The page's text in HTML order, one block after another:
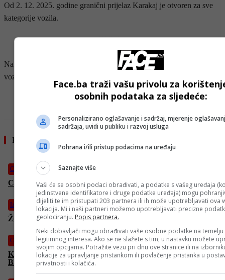
Od 2. 12. 2025. godine granični prijelaz Karakaj je otvoren za sve
kategorije vozila.
- OGLAS -
Na graničnom prijelazu Šepak zabranjen je saobraćaj za sva teretna
vozila.
- OGLAS -
Pročitajte još
CD
CENTRALNI DNEVNIK – 4. 4. 2026.
Izdvojeno
Željezničar – Sarajevo 1:0: Vode Plavi u derbiju golom Pejića
CD
Krešimir Mišak OTKRIVA: “Treći SVJETSKI RAT počinje na
Bliskom istoku! OKULTNA SEKTA vlada svijetom!”
Face.ba traži vašu privolu za
osobnih podataka za sljedeće:
Personalizirano oglašavanje i sadržaj, mjerenje
sadržaja, uvidi u publiku i razvoj usluga
Pohrana i/ili pristup podacima na uređaju
Saznajte više
Vaši će se osobni podaci obrađivati, a podatke s vašeg uređaja
jedinstvene identifikatore i druge podatke uređaja) mogu
dijeliti te im pristupati 203 partnera ili ih može upotrebljavati ova
lokacija. Mi i naši partneri možemo upotrebljavati precizne
geolociranju. Popis partnera.
Neki dobavljači mogu obrađivati vaše osobne podatke na temelju
legitimnog interesa. Ako se ne slažete s tim, u nastavku možete
svojim opcijama. Potražite vezu pri dnu ove stranice ili na
lokacije za upravljanje pristankom ili povlačenje pristanka u
privatnosti i kolačića.